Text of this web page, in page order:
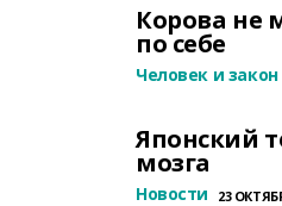
Корова не
по себе
Человек и закон
Японский
мозга
Новости 23